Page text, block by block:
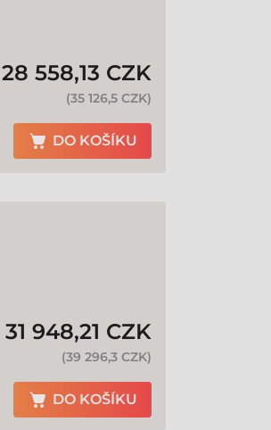
28 558,13 CZK
(35 126,5 CZK)
DO KOŠÍKU
31 948,21 CZK
(39 296,3 CZK)
DO KOŠÍKU